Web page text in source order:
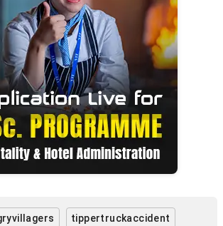
tippertruckaccident